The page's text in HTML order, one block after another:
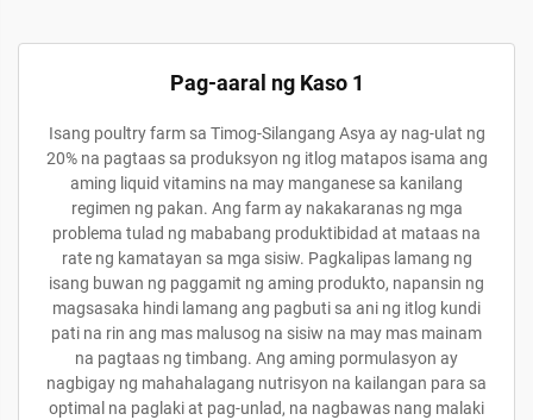
Pag-aaral ng Kaso 1
Isang poultry farm sa Timog-Silangang Asya ay nag-ulat ng
20% na pagtaas sa produksyon ng itlog matapos isama ang
aming liquid vitamins na may manganese sa kanilang
regimen ng pakan. Ang farm ay nakakaranas ng mga
problema tulad ng mababang produktibidad at mataas na
rate ng kamatayan sa mga sisiw. Pagkalipas lamang ng
isang buwan ng paggamit ng aming produkto, napansin ng
magsasaka hindi lamang ang pagbuti sa ani ng itlog kundi
pati na rin ang mas malusog na sisiw na may mas mainam
na pagtaas ng timbang. Ang aming pormulasyon ay
nagbigay ng mahahalagang nutrisyon na kailangan para sa
optimal na paglaki at pag-unlad, na nagbawas nang malaki